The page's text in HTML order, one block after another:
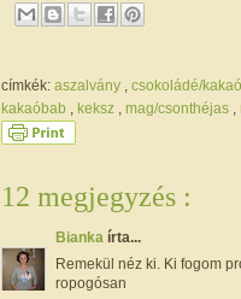
címkék: aszalvány csokoládé/kakaó
kakaóbab
keksz mag/csonthéjas
12 megjegyzés :
Bianka írta...
Remekül néz ki. Ki fogom
ropogósan